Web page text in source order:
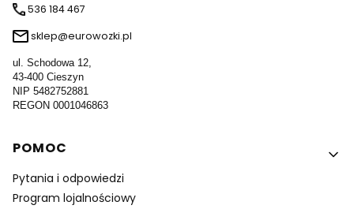
536 184 467
sklep@eurowozki.pl
ul. Schodowa 12,
43-400 Cieszyn
NIP 5482752881
REGON 0001046863
Linki w stopce
POMOC
Pytania i odpowiedzi
Program lojalnościowy